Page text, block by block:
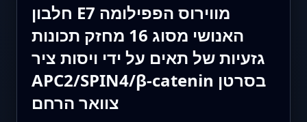
חלבון E7 מווירוס הפפילומה
האנושי מסוג 16 מחזק תכונות
גזעיות של תאים על ידי ויסות ציר
APC2/SPIN4/β-catenin בסרטן
צוואר הרחם